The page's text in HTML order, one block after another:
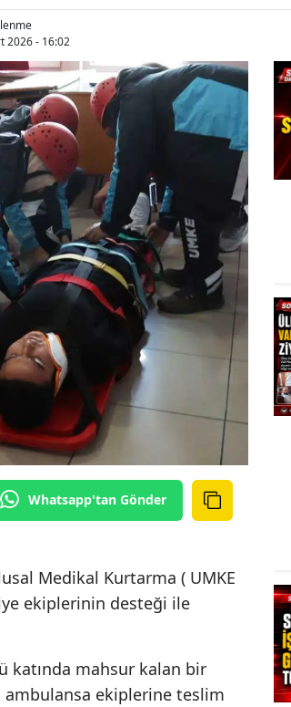
2026 - 16:02
Whatsapp'tan Gönder
Medikal Kurtarma ( UMKE
ekiplerinin desteği ile
katında mahsur kalan bir
ambulansa ekiplerine teslim